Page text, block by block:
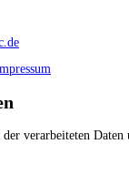
verarbeiteten